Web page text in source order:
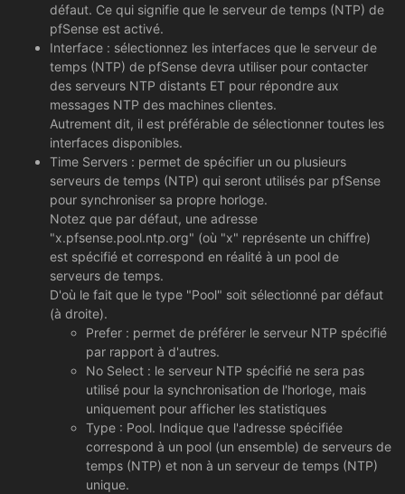
défaut. Ce qui signifie que le serveur de temps (NTP) de
pfSense est activé.
Interface : sélectionnez les interfaces que le serveur de
temps (NTP) de pfSense devra utiliser pour contacter
des serveurs NTP distants ET pour répondre aux
messages NTP des machines clientes.
Autrement dit, il est préférable de sélectionner toutes les
interfaces disponibles.
Time Servers : permet de spécifier un ou plusieurs
serveurs de temps (NTP) qui seront utilisés par pfSense
pour synchroniser sa propre horloge.
Notez que par défaut, une adresse
"x.pfsense.pool.ntp.org" (où "x" représente un chiffre)
est spécifié et correspond en réalité à un pool de
serveurs de temps.
D'où le fait que le type "Pool" soit sélectionné par défaut
(à droite).
Prefer : permet de préférer le serveur NTP spécifié
par rapport à d'autres.
No Select : le serveur NTP spécifié ne sera pas
utilisé pour la synchronisation de l'horloge, mais
uniquement pour afficher les statistiques
Type : Pool. Indique que l'adresse spécifiée
correspond à un pool (un ensemble) de serveurs de
temps (NTP) et non à un serveur de temps (NTP)
unique.